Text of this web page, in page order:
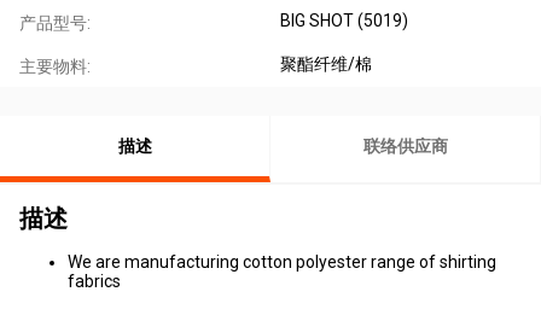
产品型号: BIG SHOT (5019)
主要物料: 聚酯纤维/棉
描述 联络供应商
描述
We are manufacturing cotton polyester range of shirting
fabrics